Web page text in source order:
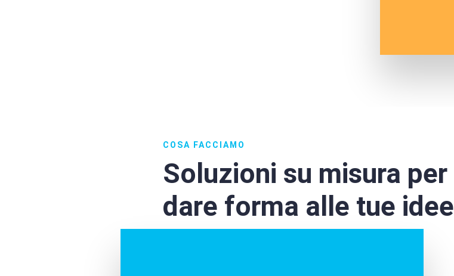
COSA FACCIAMO
Soluzioni su misura per
dare forma alle tue idee